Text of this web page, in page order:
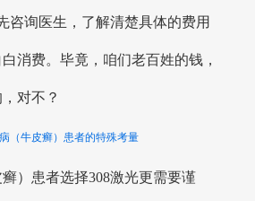
咨询医生，了解清楚具体的费用
消费。毕竟，咱们老百姓的钱，
对不？
（牛皮癣）患者的特殊考量
）患者选择308激光更需要谨